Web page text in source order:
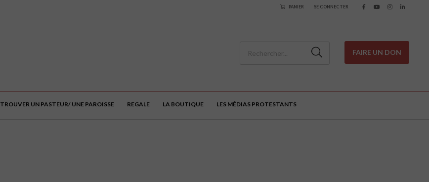
PANIER SE CONNECTER
FAIRE UN DON
TROUVER UN PASTEUR/ UNE PAROISSE REGALE LA BOUTIQUE LES MÉDIAS PROTESTANTS